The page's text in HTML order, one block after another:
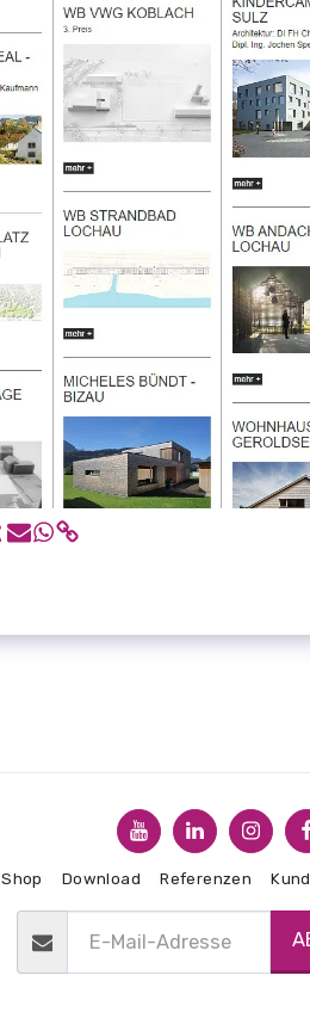
Shop Download Referenzen